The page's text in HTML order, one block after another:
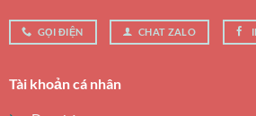
GỌI ĐIỆN CHAT ZALO
Tài khoản cá nhân